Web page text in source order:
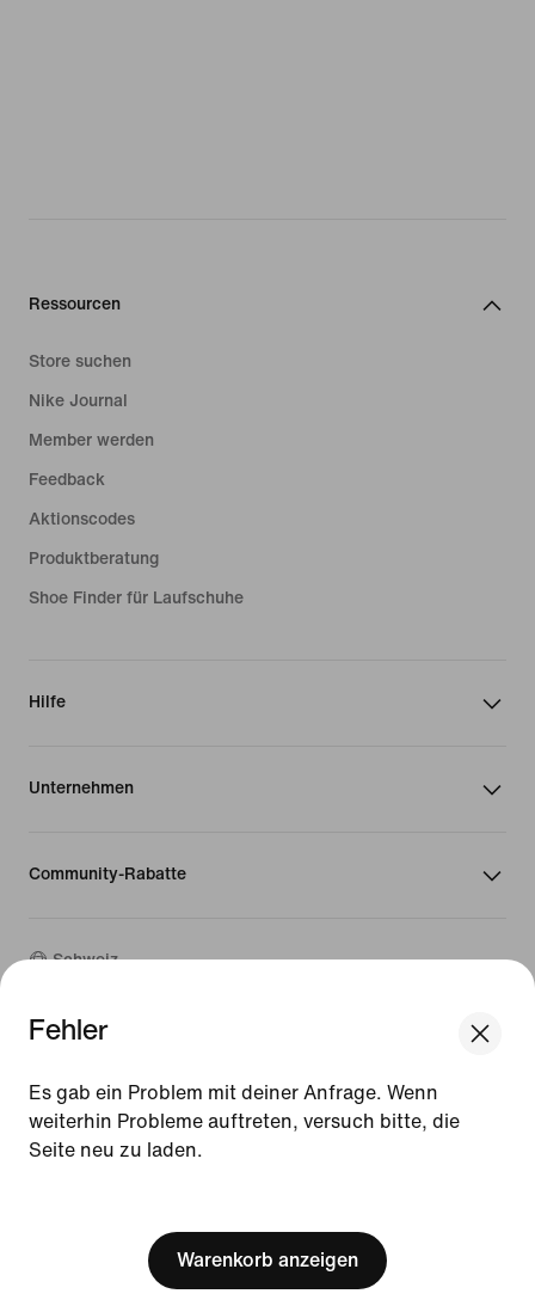
Update your location?
Schweiz
Fehler
Es gab ein Problem mit deiner Anfrage. Wenn
weiterhin Probleme auftreten, versuch bitte, die
Seite neu zu laden.
Warenkorb anzeigen
Ressourcen
Store suchen
Nike Journal
Member werden
Feedback
Aktionscodes
Produktberatung
Shoe Finder für Laufschuhe
Hilfe
Unternehmen
Community-Rabatte
Schweiz
© 2026Nike, Inc. Alle Rechte vorbehalten
Nutzungsbedingungen
Verkaufsbedingungen
Unternehmensinformationen